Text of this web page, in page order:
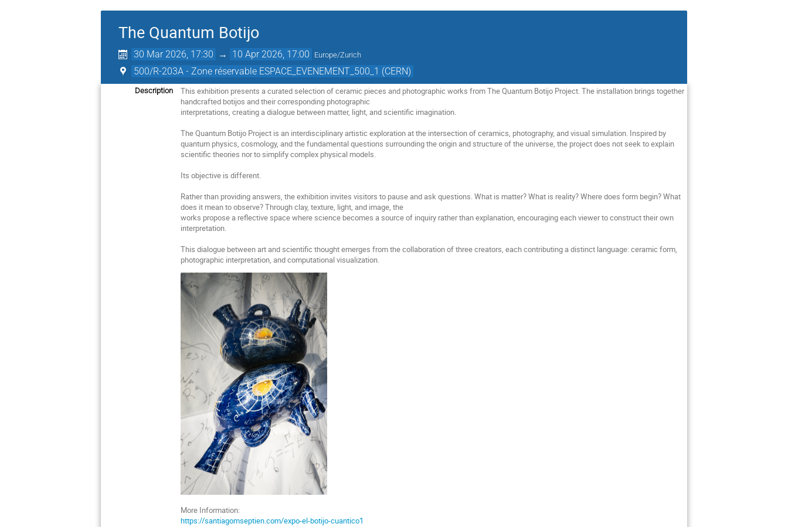
The Quantum Botijo
30 Mar 2026, 17:30 → 10 Apr 2026, 17:00 Europe/Zurich
500/R-203A - Zone réservable ESPACE_EVENEMENT_500_1 (CERN)
Description
This exhibition presents a curated selection of ceramic pieces and photographic works from The Quantum Botijo Project. The installation brings together
handcrafted botijos and their corresponding photographic
interpretations, creating a dialogue between matter, light, and scientiﬁc imagination.
The Quantum Botijo Project is an interdisciplinary artistic exploration at the intersection of ceramics, photography, and visual simulation. Inspired by
quantum physics, cosmology, and the fundamental questions surrounding the origin and structure of the universe, the project does not seek to explain
scientiﬁc theories nor to simplify complex physical models.
Its objective is different.
Rather than providing answers, the exhibition invites visitors to pause and ask questions. What is matter? What is reality? Where does form begin? What
does it mean to observe? Through clay, texture, light, and image, the
works propose a reﬂective space where science becomes a source of inquiry rather than explanation, encouraging each viewer to construct their own
interpretation.
This dialogue between art and scientiﬁc thought emerges from the collaboration of three creators, each contributing a distinct language: ceramic form,
photographic interpretation, and computational visualization.
More Information:
https://santiagomseptien.com/expo-el-botijo-cuantico1